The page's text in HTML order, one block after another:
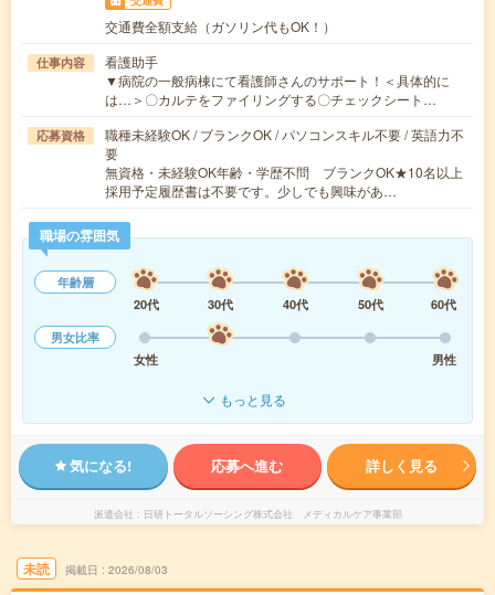
交通費全額支給（ガソリン代もOK！）
仕事内容
看護助手
▼病院の一般病棟にて看護師さんのサポート！＜具体的に
は…＞〇カルテをファイリングする〇チェックシート…
応募資格
職種未経験OK / ブランクOK / パソコンスキル不要 / 英語力不
要
無資格・未経験OK年齢・学歴不問 ブランクOK★10名以上
採用予定履歴書は不要です。少しでも興味があ…
職場の雰囲気
年齢層
20代
30代 40代 50代
60代
男女比率
女性
男性
もっと見る
気になる! 応募へ進む 詳しく見る
派遣会社 日研トータルソーシング株式会社 メディカルケア事業部
未読 掲載日 2026/08/03